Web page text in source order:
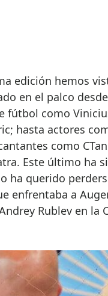
edición hemos
en el palco desde
fútbol como
hasta actores
como
Este último ha
ha querido
enfrentaba a
Rublev en la